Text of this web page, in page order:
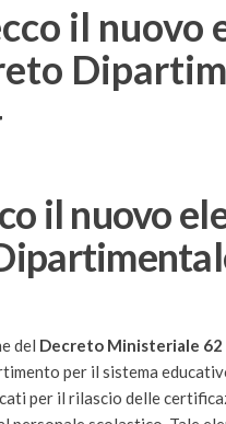
il nuovo
il nuovo
del Decreto Ministeriale 62
per il sistema
per il rilascio delle